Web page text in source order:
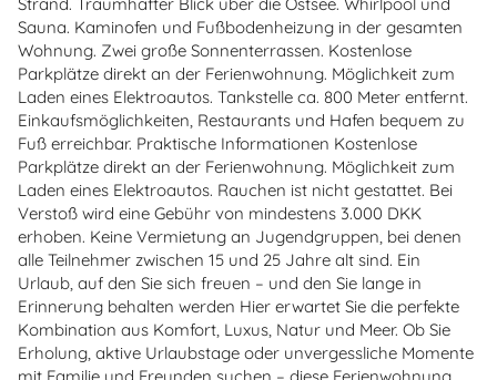
Sauna. Kaminofen und Fußbodenheizung in der gesamten
Wohnung. Zwei große Sonnenterrassen. Kostenlose
Parkplätze direkt an der Ferienwohnung. Möglichkeit zum
Laden eines Elektroautos. Tankstelle ca. 800 Meter entfernt.
Einkaufsmöglichkeiten, Restaurants und Hafen bequem zu
Fuß erreichbar. Praktische Informationen Kostenlose
Parkplätze direkt an der Ferienwohnung. Möglichkeit zum
Laden eines Elektroautos. Rauchen ist nicht gestattet. Bei
Verstoß wird eine Gebühr von mindestens 3.000 DKK
erhoben. Keine Vermietung an Jugendgruppen, bei denen
alle Teilnehmer zwischen 15 und 25 Jahre alt sind. Ein
Urlaub, auf den Sie sich freuen – und den Sie lange in
Erinnerung behalten werden Hier erwartet Sie die perfekte
Kombination aus Komfort, Luxus, Natur und Meer. Ob Sie
Erholung, aktive Urlaubstage oder unvergessliche Momente